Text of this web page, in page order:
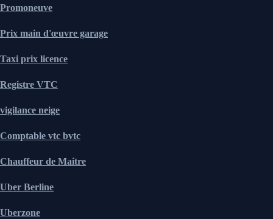
Promoneuve
Prix main d'œuvre garage
Taxi prix licence
Registre VTC
vigilance neige
Comptable vtc bvtc
Chauffeur de Maitre
Uber Berline
Uberzone